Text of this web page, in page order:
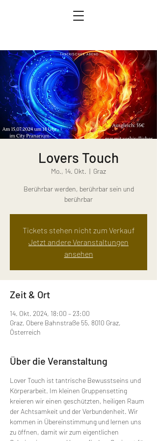
Lovers Touch
Mo., 14. Okt.
  |
Graz
Berührbar werden, berührbar sein und
berührbar
Tickets stehen nicht zum Verkauf
Jetzt andere Veranstaltungen
ansehen
Zeit & Ort
14. Okt. 2024, 18:00 – 23:00
Graz, Obere Bahnstraße 55, 8010 Graz,
Österreich
Über die Veranstaltung
Lover Touch ist tantrische Bewusstseins und
Körperarbeit. Im kleinen Gruppensetting
kreieren wir einen geschützten, heiligen Raum
der Achtsamkeit und der Verbundenheit. Wir
kommen in Übereinstimmung und lernen uns
zu öffnen, damit wir zum eigentlichen